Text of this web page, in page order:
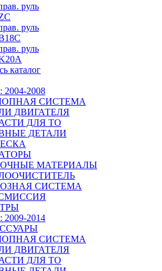
руль
руль
руль
каталог
2004-2008
СИСТЕМА
ДВИГАТЕЛЯ
ДЛЯ ТО
ДЕТАЛИ
МАТЕРИАЛЫ
СИСТЕМА
2009-2014
СИСТЕМА
ДВИГАТЕЛЯ
ДЛЯ ТО